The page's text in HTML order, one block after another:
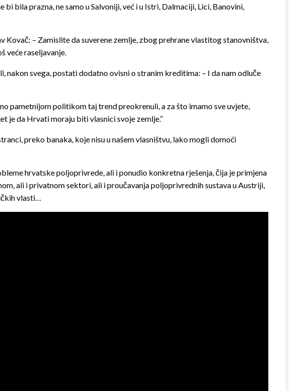
bila prazna, ne samo u Salvoniji, već i u Istri, Dalmaciji, Lici, Banovini,
– Zamislite da suverene zemlje, zbog prehrane vlastitog stanovništva,
veće raseljavanje.
svega, postati dodatno ovisni o stranim kreditima: – I da nam odluče
pametnijom politikom taj trend preokrenuli, a za što imamo sve uvjete,
je da Hrvati moraju biti vlasnici svoje zemlje.”
preko banaka, koje nisu u našem vlasništvu, lako mogli domoći
hrvatske poljoprivrede, ali i ponudio konkretna rješenja, čija je primjena
ali i privatnom sektori, ali i proučavanja poljoprivrednih sustava u Austriji,
vlasti…